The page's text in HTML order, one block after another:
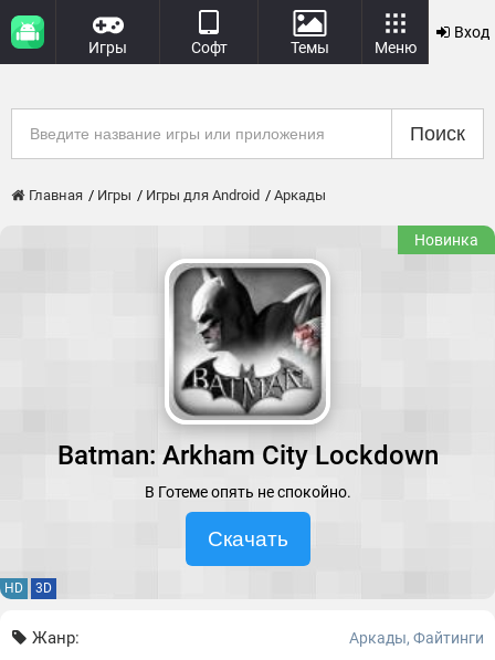
Игры Софт Темы Меню
Вход
Поиск
Главная Игры Игры для Android Аркады
Новинка
Batman: Arkham City Lockdown
В Готеме опять не спокойно.
Скачать
HD 3D
Жанр: Аркады, Файтинги